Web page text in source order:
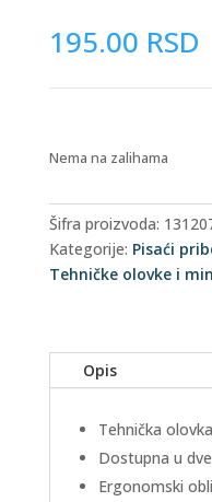
195.00 RSD
Nema na zalihama
Šifra proizvoda:
Kategorije: Pisaći
Tehničke olovke i
Opis
Tehnička
Dostupna u
Ergonomski